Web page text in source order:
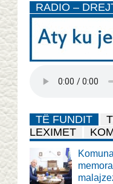
RADIO –
TË FUNDIT
LEXIMET